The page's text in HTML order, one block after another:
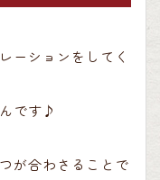
ーションをしてく
です♪
が合わさることで